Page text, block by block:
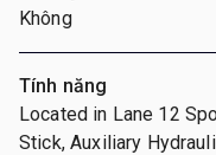
Không
Tính năng
Located in Lane 12
Stick, Auxiliary